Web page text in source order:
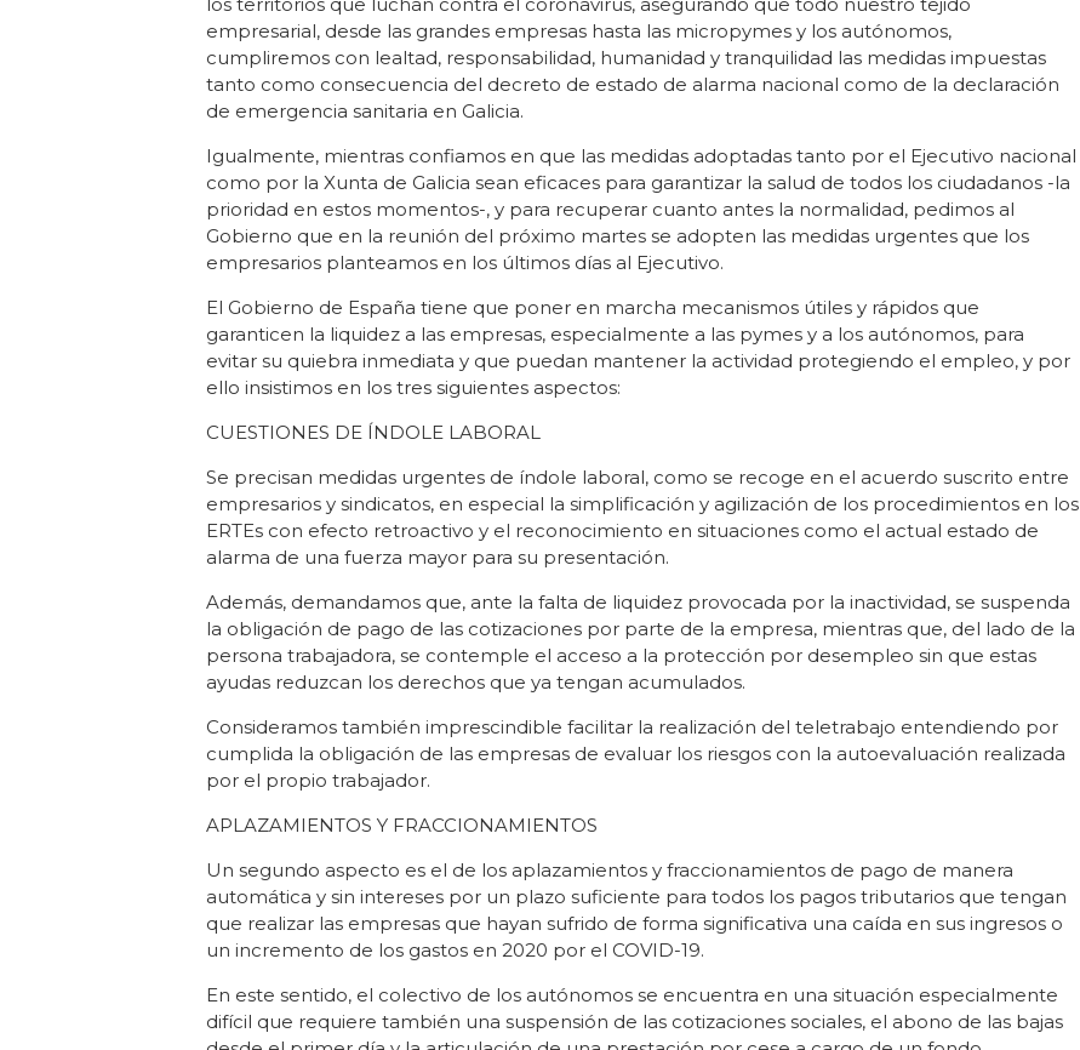
empresarial, desde las grandes empresas hasta las micropymes y los autónomos,
cumpliremos con lealtad, responsabilidad, humanidad y tranquilidad las medidas impuestas
tanto como consecuencia del decreto de estado de alarma nacional como de la declaración
de emergencia sanitaria en Galicia.
Igualmente, mientras confiamos en que las medidas adoptadas tanto por el Ejecutivo nacional
como por la Xunta de Galicia sean eficaces para garantizar la salud de todos los ciudadanos -la
prioridad en estos momentos-, y para recuperar cuanto antes la normalidad, pedimos al
Gobierno que en la reunión del próximo martes se adopten las medidas urgentes que los
empresarios planteamos en los últimos días al Ejecutivo.
El Gobierno de España tiene que poner en marcha mecanismos útiles y rápidos que
garanticen la liquidez a las empresas, especialmente a las pymes y a los autónomos, para
evitar su quiebra inmediata y que puedan mantener la actividad protegiendo el empleo, y por
ello insistimos en los tres siguientes aspectos:
CUESTIONES DE ÍNDOLE LABORAL
Se precisan medidas urgentes de índole laboral, como se recoge en el acuerdo suscrito entre
empresarios y sindicatos, en especial la simplificación y agilización de los procedimientos en los
ERTEs con efecto retroactivo y el reconocimiento en situaciones como el actual estado de
alarma de una fuerza mayor para su presentación.
Además, demandamos que, ante la falta de liquidez provocada por la inactividad, se suspenda
la obligación de pago de las cotizaciones por parte de la empresa, mientras que, del lado de la
persona trabajadora, se contemple el acceso a la protección por desempleo sin que estas
ayudas reduzcan los derechos que ya tengan acumulados.
Consideramos también imprescindible facilitar la realización del teletrabajo entendiendo por
cumplida la obligación de las empresas de evaluar los riesgos con la autoevaluación realizada
por el propio trabajador.
APLAZAMIENTOS Y FRACCIONAMIENTOS
Un segundo aspecto es el de los aplazamientos y fraccionamientos de pago de manera
automática y sin intereses por un plazo suficiente para todos los pagos tributarios que tengan
que realizar las empresas que hayan sufrido de forma significativa una caída en sus ingresos o
un incremento de los gastos en 2020 por el COVID-19.
En este sentido, el colectivo de los autónomos se encuentra en una situación especialmente
difícil que requiere también una suspensión de las cotizaciones sociales, el abono de las bajas